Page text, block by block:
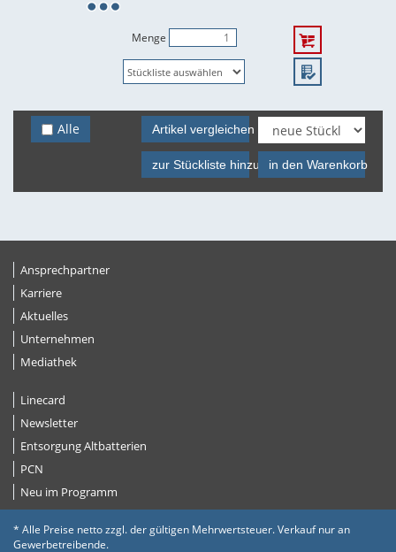
Menge
Alle Artikel vergleichen
zur Stückliste hinzufügenin den Warenkorb
Ansprechpartner
Karriere
Aktuelles
Unternehmen
Mediathek
Linecard
Newsletter
Entsorgung Altbatterien
PCN
Neu im Programm
* Alle Preise netto zzgl. der gültigen Mehrwertsteuer. Verkauf nur an
Gewerbetreibende.